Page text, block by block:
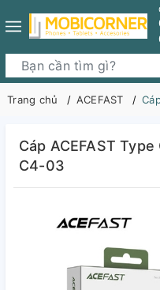
Trang chủ ACEFAST
Cáp ACEFAST
C4-03